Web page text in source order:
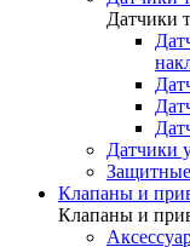
Датчики
Датчики
Клапаны и
Клапаны и